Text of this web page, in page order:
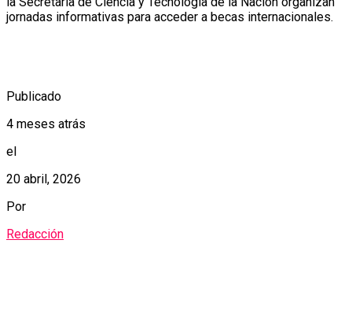
jornadas informativas para acceder a becas internacionales.
Publicado
4 meses atrás
el
20 abril, 2026
Por
Redacción